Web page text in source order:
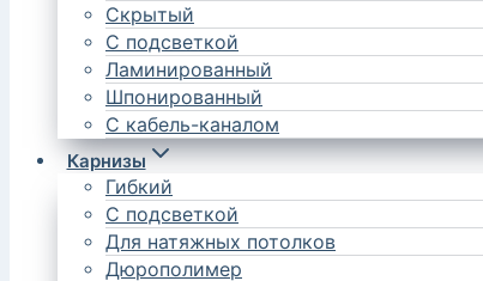
Скрытый
С подсветкой
Ламинированный
Шпонированный
С кабель-каналом
Карнизы
Гибкий
С подсветкой
Для натяжных потолков
Дюрополимер